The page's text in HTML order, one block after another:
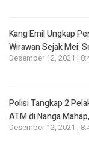
Kang Emil Ungkap
Wirawan Sejak Mei:
Desember 12, 2021 |
Polisi Tangkap 2
ATM di Nanga
Desember 12, 2021 |